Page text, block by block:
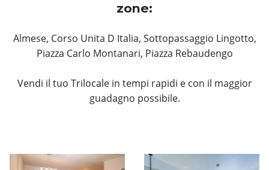
zone:
Almese, Corso Unita D Italia, Sottopassaggio Lingotto,
Piazza Carlo Montanari, Piazza Rebaudengo
Vendi il tuo Trilocale in tempi rapidi e con il maggior
guadagno possibile.